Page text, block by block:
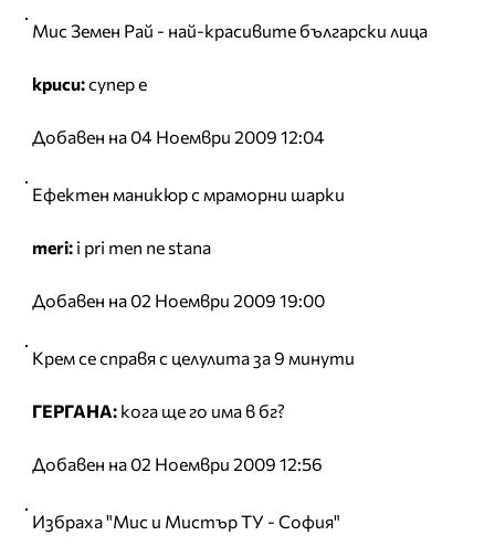
Мис Земен Рай - най-красивите български лица
криси:супер е
Добавен на 04 Ноември 2009 12:04
Ефектен маникюр с мраморни шарки
meri: i pri men ne stana
Добавен на 02 Ноември 2009 19:00
Крем се справя с целулита за 9 минути
ГЕРГАНА: кога ще го има в бг?
Добавен на 02 Ноември 2009 12:56
Избраха "Мис и Мистър ТУ - София"